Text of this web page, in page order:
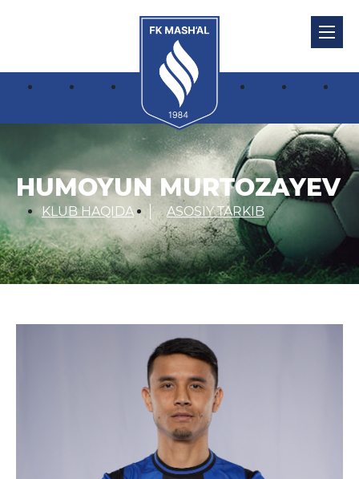
HUMOYUN MURTOZAYEV
KLUB HAQIDA ASOSIY TARKIB